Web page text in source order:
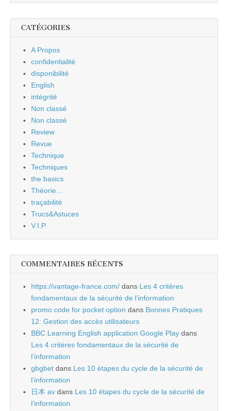
CATÉGORIES
A Propos
confidentialité
disponibilité
English
intégrité
Non classé
Non classé
Review
Revue
Technique
Techniques
the basics
Théorie…
traçabilité
Trucs&Astuces
V.I.P.
COMMENTAIRES RÉCENTS
https://vantage-france.com/ dans Les 4 critères
fondamentaux de la sécurité de l’information
promo code for pocket option dans Bonnes Pratiques
12: Gestion des accès utilisateurs
BBC Learning English application Google Play dans
Les 4 critères fondamentaux de la sécurité de
l’information
gbgbet dans Les 10 étapes du cycle de la sécurité de
l’information
日本 av dans Les 10 étapes du cycle de la sécurité de
l’information